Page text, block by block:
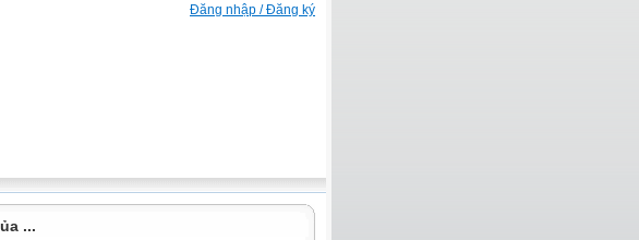
Đăng nhập / Đăng ký
...